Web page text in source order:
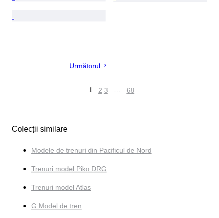
Următorul
1 2 3 … 68
Colecții similare
Modele de trenuri din Pacificul de Nord
Trenuri model Piko DRG
Trenuri model Atlas
G Model de tren